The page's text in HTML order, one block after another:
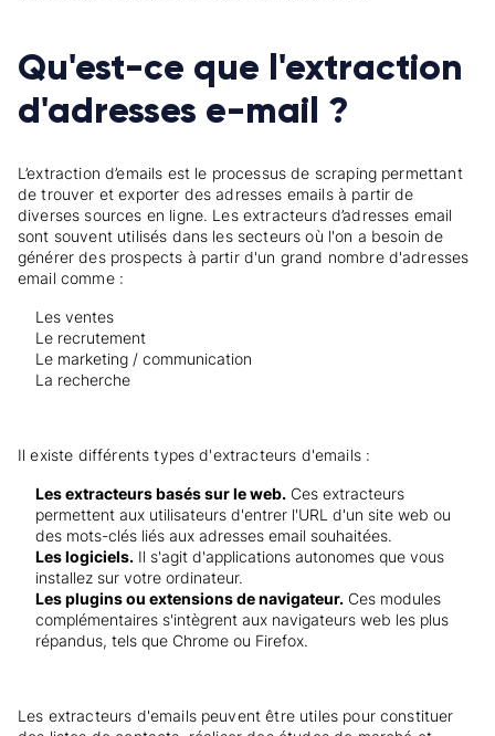
Qu'est-ce que l'extraction
d'adresses e-mail ?
L’extraction d’emails est le processus de scraping permettant
de trouver et exporter des adresses emails à partir de
diverses sources en ligne. Les extracteurs d’adresses email
sont souvent utilisés dans les secteurs où l'on a besoin de
générer des prospects à partir d'un grand nombre d'adresses
email comme :
Les ventes
Le recrutement
Le marketing / communication
La recherche
Il existe différents types d'extracteurs d'emails :
Les extracteurs basés sur le web. Ces extracteurs
permettent aux utilisateurs d'entrer l'URL d'un site web ou
des mots-clés liés aux adresses email souhaitées.
Les logiciels. Il s'agit d'applications autonomes que vous
installez sur votre ordinateur.
Les plugins ou extensions de navigateur. Ces modules
complémentaires s'intègrent aux navigateurs web les plus
répandus, tels que Chrome ou Firefox.
Les extracteurs d'emails peuvent être utiles pour constituer